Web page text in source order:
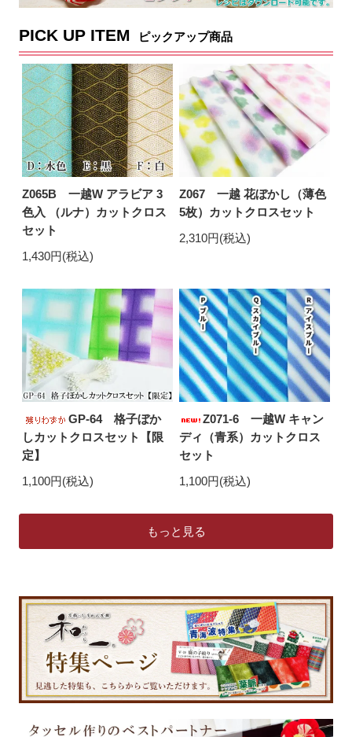
PICK UP ITEM ピックアップ商品
Z065B 一越W アラビア 3
色入 （ルナ）カットクロス
セット
1,430円(税込)
Z067 一越 花ぼかし（薄色
5枚）カットクロスセット
2,310円(税込)
GP-64 格子ぼか
しカットクロスセット【限
定】
1,100円(税込)
Z071-6 一越W キャン
ディ（青系）カットクロス
セット
1,100円(税込)
もっと見る